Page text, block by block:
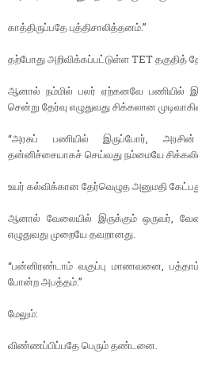
காத்திருப்பதே புத்திசாலித்தனம்.”
தற்போது அறிவிக்கப்பட்டுள்ள TET தகுதித்
ஆனால் நம்மில் பலர் ஏற்கனவே பணியில்
சென்று தேர்வு எழுதுவது சிக்கலான
“அரசுப் பணியில் இருப்போர்,
தன்னிச்சையாகச் செய்வது நம்மையே
உயர் கல்விக்கான தேர்வெழுத அனுமதி
ஆனால் வேலையில் இருக்கும் ஒருவர்,
எழுதுவது முறையே தவறானது.
“பன்னிரண்டாம் வகுப்பு மாணவனை,
போன்ற அபத்தம்.”
மேலும்:
விண்ணப்பிப்பதே பெரும் தண்டனை.